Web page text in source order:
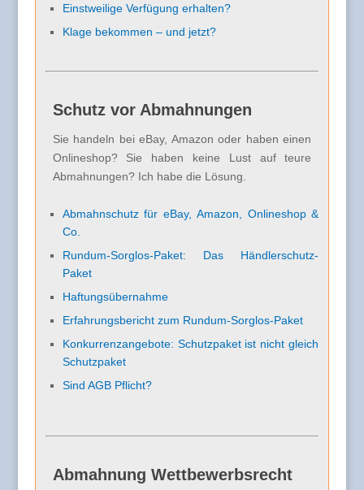
Einstweilige Verfügung erhalten?
Klage bekommen – und jetzt?
Schutz vor Abmahnungen
Sie handeln bei eBay, Amazon oder haben einen
Onlineshop? Sie haben keine Lust auf teure
Abmahnungen? Ich habe die Lösung.
Abmahnschutz für eBay, Amazon, Onlineshop &
Co.
Rundum-Sorglos-Paket: Das Händlerschutz-
Paket
Haftungsübernahme
Erfahrungsbericht zum Rundum-Sorglos-Paket
Konkurrenzangebote: Schutzpaket ist nicht gleich
Schutzpaket
Sind AGB Pflicht?
Abmahnung Wettbewerbsrecht